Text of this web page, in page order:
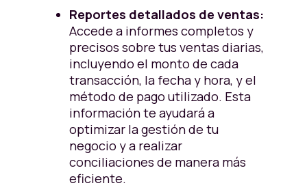
Reportes detallados de ventas:
Accede a informes completos y
precisos sobre tus ventas diarias,
incluyendo el monto de cada
transacción, la fecha y hora, y el
método de pago utilizado. Esta
información te ayudará a
optimizar la gestión de tu
negocio y a realizar
conciliaciones de manera más
eficiente.